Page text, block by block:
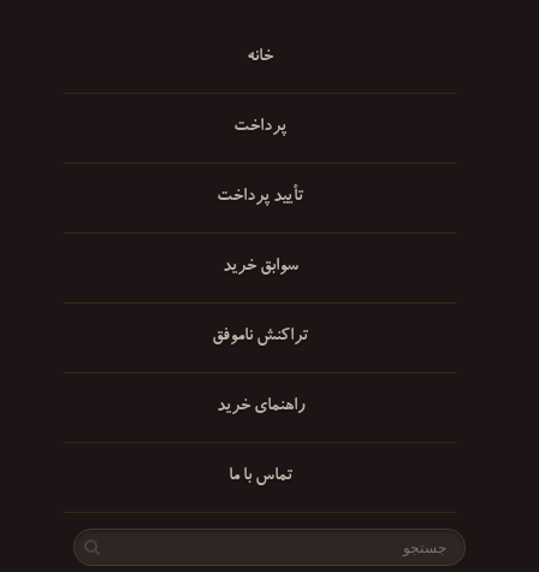
خانه
پرداخت
تأیید پرداخت
سوابق خرید
تراکنش ناموفق
راهنمای خرید
تماس با ما